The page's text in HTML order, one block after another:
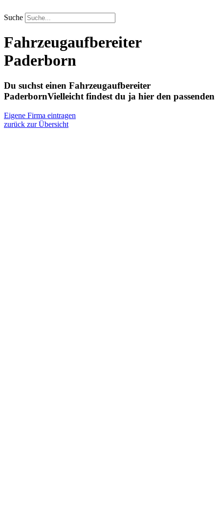
Inhalt
springen
Suche
Fahrzeugaufbereiter
Paderborn
Du suchst einen Fahrzeugaufbereiter
PaderbornVielleicht findest du ja hier den passenden
Eigene Firma eintragen
zurück zur Übersicht